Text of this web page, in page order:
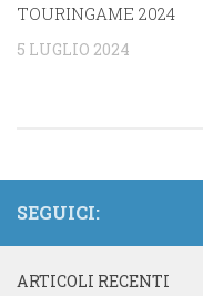
TOURINGAME 2024
5 LUGLIO 2024
SEGUICI:
ARTICOLI RECENTI